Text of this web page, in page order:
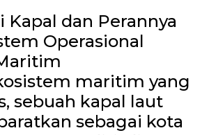
Kapal dan Perannya
Operasional
maritim yang
sebuah kapal laut
sebagai kota